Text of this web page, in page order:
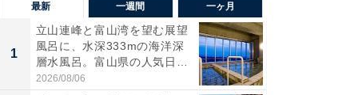
最新 一週間 一ヶ月
1
立山連峰と富山湾を望む展望
風呂に、水深333mの海洋深
層水風呂。富山県の人気日
帰...
2026/08/06